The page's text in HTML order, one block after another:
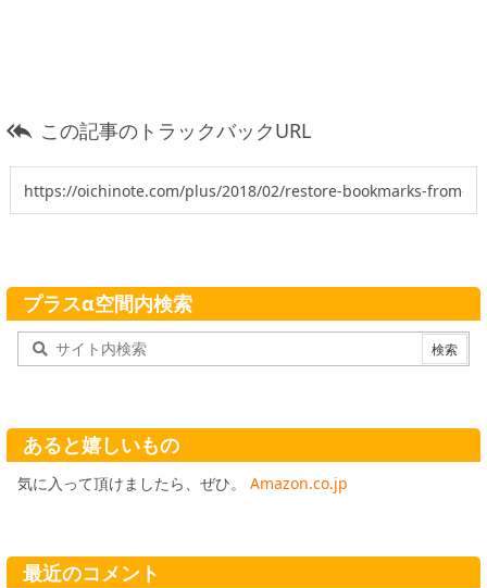
 この記事のトラックバックURL
プラスα空間内検索
あると嬉しいもの
気に入って頂けましたら、ぜひ。 Amazon.co.jp
最近のコメント